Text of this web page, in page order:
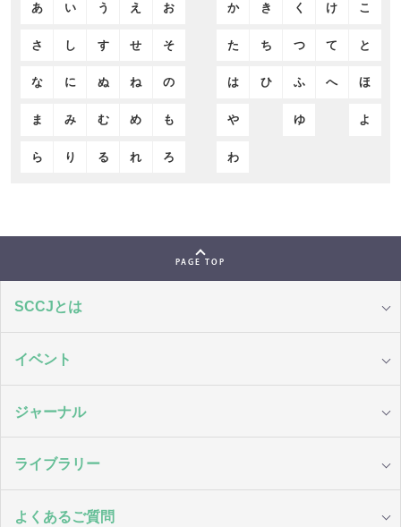
あ い う え お か き く け こ
さ し す せ そ た ち つ て と
な に ぬ ね の は ひ ふ へ ほ
ま み む め も や ゆ よ
ら り る れ ろ わ
PAGE TOP
SCCJとは
イベント
ジャーナル
ライブラリー
よくあるご質問